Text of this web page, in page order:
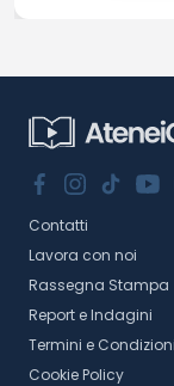
Contatti
Lavora con noi
Rassegna Stampa
Report e Indagini
Termini e Condizioni
Cookie Policy